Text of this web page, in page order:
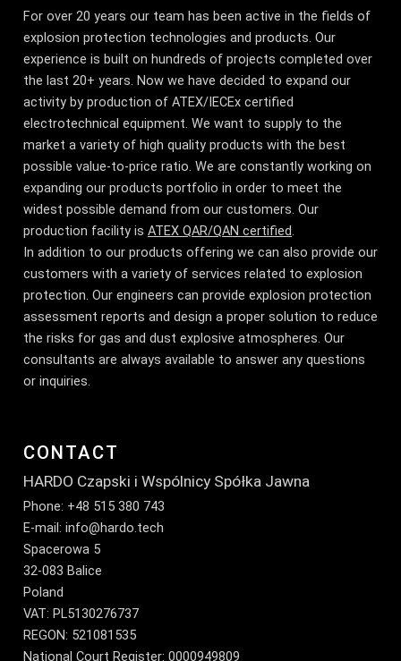
For over 20 years our team has been active in the fields of
explosion protection technologies and products. Our
experience is built on hundreds of projects completed over
the last 20+ years. Now we have decided to expand our
activity by production of ATEX/IECEx certified
electrotechnical equipment. We want to supply to the
market a variety of high quality products with the best
possible value-to-price ratio. We are constantly working on
expanding our products portfolio in order to meet the
widest possible demand from our customers. Our
production facility is ATEX QAR/QAN certified.
In addition to our products offering we can also provide our
customers with a variety of services related to explosion
protection. Our engineers can provide explosion protection
assessment reports and design a proper solution to reduce
the risks for gas and dust explosive atmospheres. Our
consultants are always available to answer any questions
or inquiries.
CONTACT
HARDO Czapski i Wspólnicy Spółka Jawna
Phone: +48 515 380 743
E-mail: info@hardo.tech
Spacerowa 5
32-083 Balice
Poland
VAT: PL5130276737
REGON: 521081535
National Court Register: 0000949809